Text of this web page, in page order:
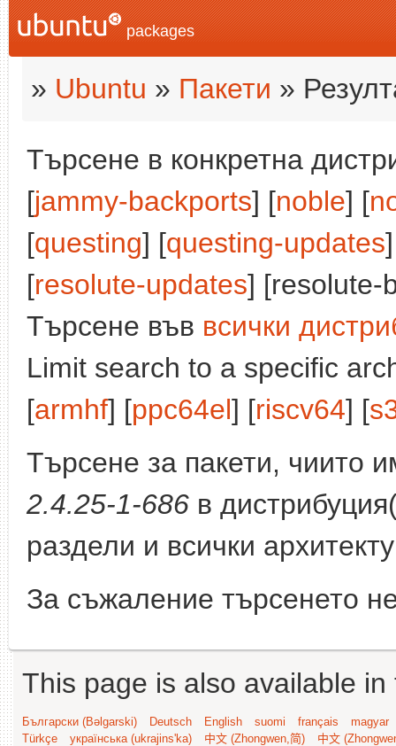
packages
» Ubuntu » Пакети »
Търсене в конкретна
[jammy-backports] [noble] [
[questing] [questing-updates
[resolute-updates] [resolute-
Търсене във всички
Limit search to a specific
[armhf] [ppc64el] [riscv64] [
Търсене за пакети, чиито
2.4.25-1-686 в
раздели и всички
За съжаление търсенето
This page is also available
Български (Bəlgarski) Deutsch English suomi français
magyar
Türkçe
українська (ukrajins'ka) 中文 (Zhongwen,简) 中文